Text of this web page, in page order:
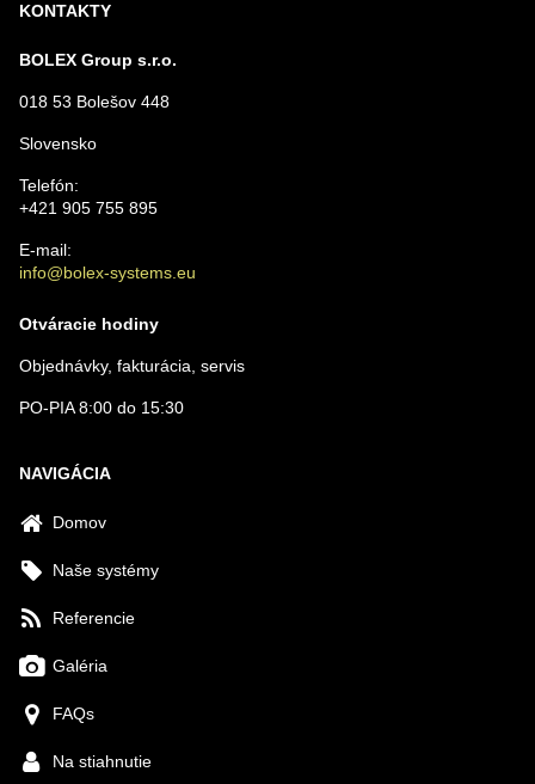
KONTAKTY
BOLEX Group s.r.o.
018 53 Bolešov 448
Slovensko
Telefón:
+421 905 755 895
E-mail:
info@bolex-systems.eu
Otváracie hodiny
Objednávky, fakturácia, servis
PO-PIA 8:00 do 15:30
NAVIGÁCIA
Domov
Naše systémy
Referencie
Galéria
FAQs
Na stiahnutie